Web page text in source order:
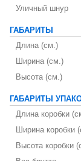
Уличный шнур
ГАБАРИТЫ
Длина (см.)
Ширина (см.)
Высота (см.)
ГАБАРИТЫ
Длина коробки
Ширина коробки
Высота коробки